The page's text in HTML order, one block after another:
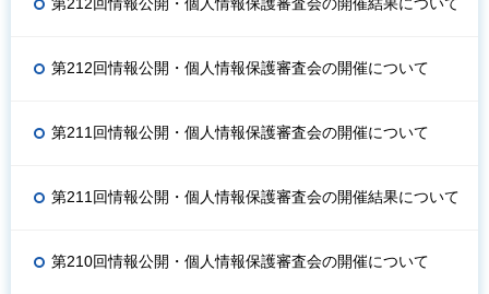
第212回情報公開・個人情報保護審査会の開催結果について
第212回情報公開・個人情報保護審査会の開催について
第211回情報公開・個人情報保護審査会の開催について
第211回情報公開・個人情報保護審査会の開催結果について
第210回情報公開・個人情報保護審査会の開催について